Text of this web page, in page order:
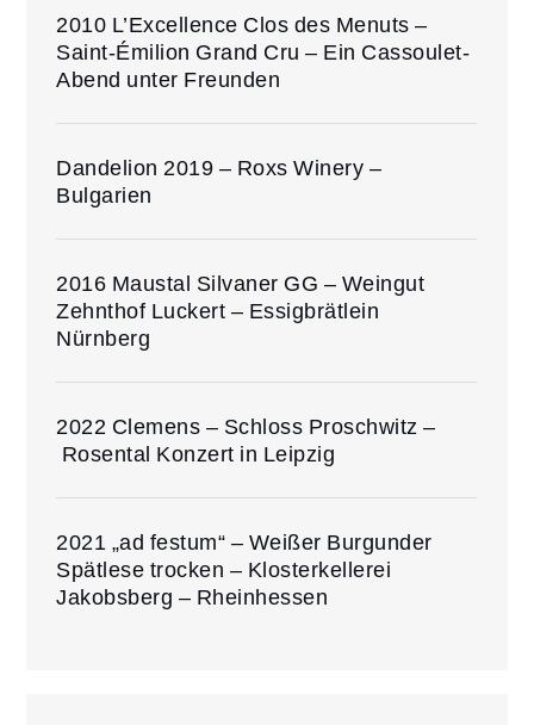
2010 L’Excellence Clos des Menuts –
Saint-Émilion Grand Cru – Ein Cassoulet-
Abend unter Freunden
Dandelion 2019 – Roxs Winery –
Bulgarien
2016 Maustal Silvaner GG – Weingut
Zehnthof Luckert – Essigbrätlein
Nürnberg
2022 Clemens – Schloss Proschwitz –
Rosental Konzert in Leipzig
2021 „ad festum“ – Weißer Burgunder
Spätlese trocken – Klosterkellerei
Jakobsberg – Rheinhessen